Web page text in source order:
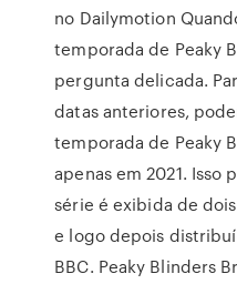
no Dailymotion
temporada de Peaky
pergunta delicada.
datas anteriores,
temporada de Peaky
apenas em 2021. Isso
série é exibida de
e logo depois
BBC. Peaky Blinders